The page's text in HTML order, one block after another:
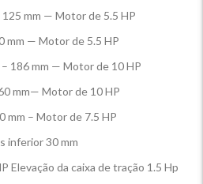
mm — Motor de 5.5 HP
mm — Motor de 5.5 HP
186 mm — Motor de 10 HP
mm— Motor de 10 HP
mm – Motor de 7.5 HP
inferior 30 mm
Elevação da caixa de tração 1.5 Hp